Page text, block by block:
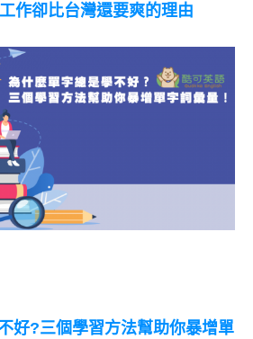
作卻比台灣還要爽的理由
好?三個學習方法幫助你暴增單